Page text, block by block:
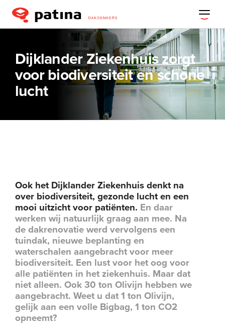
Dijklander Ziekenhuis zorgt
voor biodiversiteit en schone
lucht
Ook het Dijklander Ziekenhuis denkt na
over biodiversiteit, gezonde lucht en een
mooi uitzicht voor patiënten. En daar
werken wij natuurlijk graag aan mee. Na
de dakrenovatie werd vervolgens een
tuindak, nieuwe beplanting en
waterschalen aangebracht voor meer
biodiversiteit. Een lust voor het oog voor
alle patiënten in het ziekenhuis. Maar dat
niet alleen. Ook 30 ton Olivijn hebben we
aangebracht. Weet u dat 1 ton Olivijn,
gelijk aan een volle Bigbag, 1 ton CO2
opneemt?